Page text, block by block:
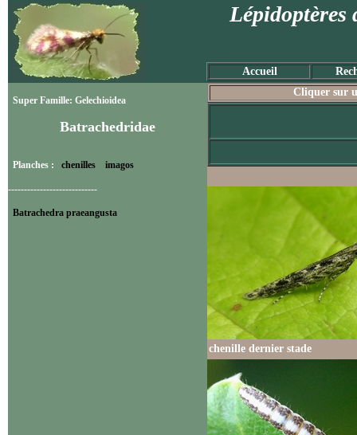
Lépidoptères
Accueil
Super Famille: Gelechioidea
Batrachedridae
Planches : chenilles imagos
----------------------------
Batrachedra praeangusta
Cliquer sur
chenille dernier stade